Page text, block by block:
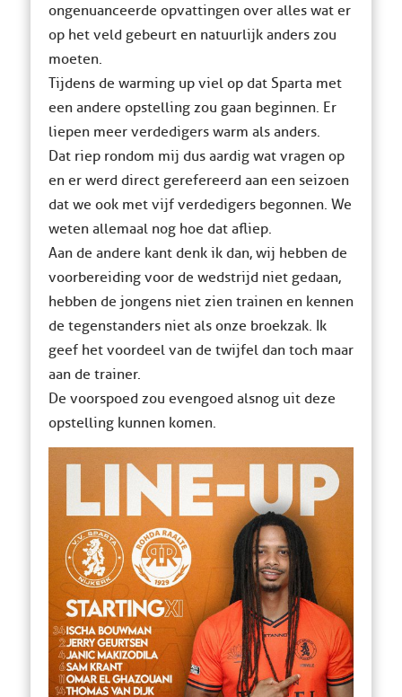
ongenuanceerde opvattingen over alles wat er
op het veld gebeurt en natuurlijk anders zou
moeten.
Tijdens de warming up viel op dat Sparta met
een andere opstelling zou gaan beginnen. Er
liepen meer verdedigers warm als anders.
Dat riep rondom mij dus aardig wat vragen op
en er werd direct gerefereerd aan een seizoen
dat we ook met vijf verdedigers begonnen. We
weten allemaal nog hoe dat afliep.
Aan de andere kant denk ik dan, wij hebben de
voorbereiding voor de wedstrijd niet gedaan,
hebben de jongens niet zien trainen en kennen
de tegenstanders niet als onze broekzak. Ik
geef het voordeel van de twijfel dan toch maar
aan de trainer.
De voorspoed zou evengoed alsnog uit deze
opstelling kunnen komen.